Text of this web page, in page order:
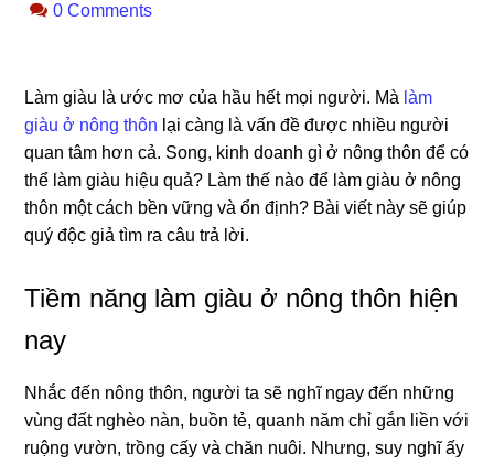
0 Comments
Làm giàu là ước mơ của hầu hết mọi người. Mà làm
giàu ở nông thôn lại càng là vấn đề được nhiều người
quan tâm hơn cả. Song, kinh doanh gì ở nông thôn để có
thể làm giàu hiệu quả? Làm thế nào để làm giàu ở nông
thôn một cách bền vững và ổn định? Bài viết này sẽ giúp
quý độc giả tìm ra câu trả lời.
Tiềm năng làm giàu ở nông thôn hiện
nay
Nhắc đến nông thôn, người ta sẽ nghĩ ngay đến những
vùng đất nghèo nàn, buồn tẻ, quanh năm chỉ gắn liền với
ruộng vườn, trồng cấy và chăn nuôi. Nhưng, suy nghĩ ấy